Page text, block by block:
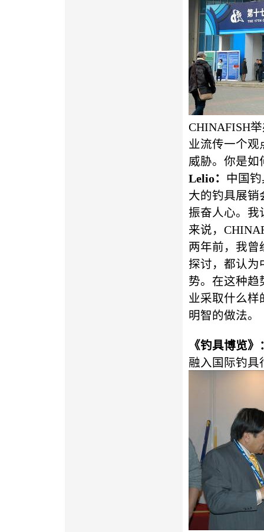
CHINAFISH
业流传一个观
威胁。你是如
Lelio： 中国
大的钓具展销
振奋人心。我
来说，
两年前，我曾
探讨，都认为
势。在这种趋
业采取什么样
明智的做法。
《钓具博览》
融入国际钓具